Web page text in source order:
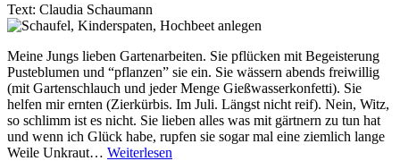
Text: Claudia Schaumann
Meine Jungs lieben Gartenarbeiten. Sie pflücken mit Begeisterung
Pusteblumen und “pflanzen” sie ein. Sie wässern abends freiwillig
(mit Gartenschlauch und jeder Menge Gießwasserkonfetti). Sie
helfen mir ernten (Zierkürbis. Im Juli. Längst nicht reif). Nein, Witz,
so schlimm ist es nicht. Sie lieben alles was mit gärtnern zu tun hat
und wenn ich Glück habe, rupfen sie sogar mal eine ziemlich lange
Weile Unkraut… Weiterlesen